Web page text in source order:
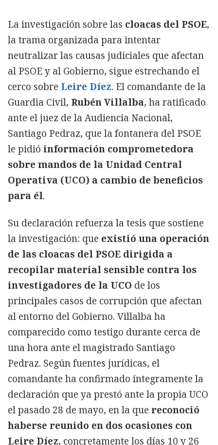
La investigación sobre las cloacas del PSOE,
la trama organizada para intentar
neutralizar las causas judiciales que afectan
al PSOE y al Gobierno, sigue estrechando el
cerco sobre Leire Díez. El comandante de la
Guardia Civil, Rubén Villalba, ha ratificado
ante el juez de la Audiencia Nacional,
Santiago Pedraz, que la fontanera del PSOE
le pidió información comprometedora
sobre mandos de la Unidad Central
Operativa (UCO) a cambio de beneficios
para él.
Su declaración refuerza la tesis que sostiene
la investigación: que existió una operación
de las cloacas del PSOE dirigida a
recopilar material sensible contra los
investigadores de la UCO de los
principales casos de corrupción que afectan
al entorno del Gobierno. Villalba ha
comparecido como testigo durante cerca de
una hora ante el magistrado Santiago
Pedraz. Según fuentes jurídicas, el
comandante ha confirmado íntegramente la
declaración que ya prestó ante la propia UCO
el pasado 28 de mayo, en la que reconoció
haberse reunido en dos ocasiones con
Leire Díez, concretamente los días 10 y 26